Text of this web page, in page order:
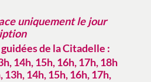
uniquement le jour
de la Citadelle :
14h, 15h, 16h, 17h, 18h
13h, 14h, 15h, 16h, 17h,